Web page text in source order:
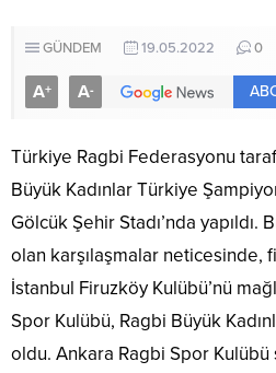
GÜNDEM 19.05.2022 0
A+ A-
Türkiye Ragbi Federasyonu
Büyük Kadınlar Türkiye
Gölcük Şehir Stadı’nda
olan karşılaşmalar neticesinde,
İstanbul Firuzköy Kulübü’nü
Spor Kulübü, Ragbi Büyük
oldu. Ankara Ragbi Spor